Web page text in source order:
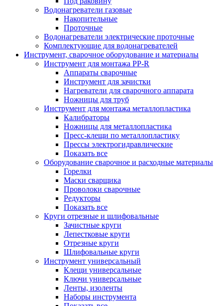
Водонагреватели газовые
Накопительные
Проточные
Водонагреватели электрические проточные
Комплектующие для водонагревателей
Инструмент, сварочное оборудование и материалы
Инструмент для монтажа PP-R
Аппараты сварочные
Инструмент для зачистки
Нагреватели для сварочного аппарата
Ножницы для труб
Инструмент для монтажа металлопластика
Калибраторы
Ножницы для металлопластика
Пресс-клещи по металлопластику
Прессы электрогидравлические
Показать все
Оборудование сварочное и расходные материалы
Горелки
Маски сварщика
Проволоки сварочные
Редукторы
Показать все
Круги отрезные и шлифовальные
Зачистные круги
Лепестковые круги
Отрезные круги
Шлифовальные круги
Инструмент универсальный
Клещи универсальные
Ключи универсальные
Ленты, изоленты
Наборы инструмента